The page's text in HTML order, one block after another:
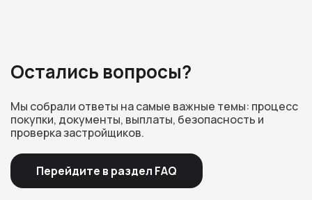
Остались вопросы?
Мы собрали ответы на самые важные темы: процесс
покупки, документы, выплаты, безопасность и
проверка застройщиков.
Перейдите в раздел FAQ